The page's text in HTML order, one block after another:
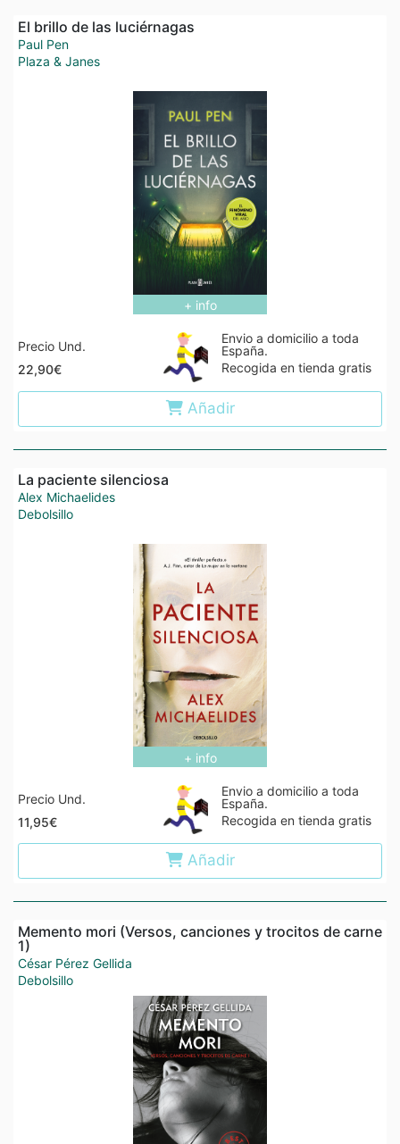
El brillo de las luciérnagas
Paul Pen
Plaza & Janes
+ info
Precio Und.
22,90€
Envio a domicilio a toda
España.
Recogida en tienda gratis
Añadir
La paciente silenciosa
Alex Michaelides
Debolsillo
+ info
Precio Und.
11,95€
Envio a domicilio a toda
España.
Recogida en tienda gratis
Añadir
Memento mori (Versos, canciones y trocitos de carne
1)
César Pérez Gellida
Debolsillo